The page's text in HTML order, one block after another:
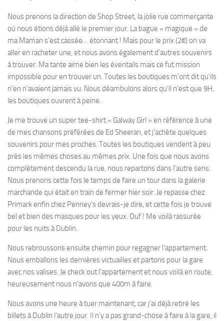
Nous prenons la direction de Shop Street, la jolie rue commerçante
où nous étions déjà allé le premier jour. La bague « magique » de
ma Maman s’est cassée… étonnant ! Mais pour le prix (2€) on va
aller en racheter une, et nous avons également d’autres souvenirs
à trouver. Ma tante aime bien les éventails mais ce fut mission
impossible pour en trouver un. Toutes les boutiques m’ont dit qu’ils
n’en n’avaient jamais vu. Nous déambulons alors qu’il n’est que 9H,
les boutiques ouvrent à peine.
Je me trouve un super tee-shirt « Galway Girl » en référence à une
de mes chansons préférées de Ed Sheeran, et j’achète quelques
souvenirs pour mes proches. Toutes les boutiques vendent à peu
près les mêmes choses au mêmes prix. Une fois que nous avons
complètement descendu la rue, nous repartons dans l’autre sens.
Nous prenons cette fois le temps de faire un tour dans la galerie
marchande qui était en train de fermer hier soir. Je repasse chez
Primark enfin chez Penney’s devrais-je dire, et cette fois je trouve
bel et bien des masques pour les yeux. Ouf ! Me voilà rassurée
pour les nuits à Dublin.
Nous rebroussons ensuite chemin pour regagner l’appartement.
Nous emballons les dernières victuailles et partons pour la gare
avec nos valises. Je check out l’appartement et nous voilà en route,
heureusement nous n’avons que 400m à faire.
Nous avons une heure à tuer maintenant, car j’ai déjà retiré les
billets à Dublin l’autre jour. Il n’y a pas grand-chose à faire à la gare, il